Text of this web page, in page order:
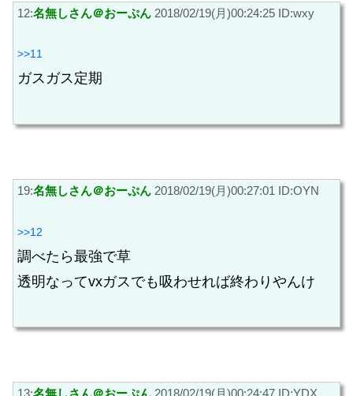
12:名無しさん＠おーぷん 2018/02/19(月)00:24:25 ID:wxy
>>11
ガスガス定期
19:名無しさん＠おーぷん 2018/02/19(月)00:27:01 ID:OYN
>>12
調べたら最強で草
透明なってvxガスでも吸わせれば終わりやんけ